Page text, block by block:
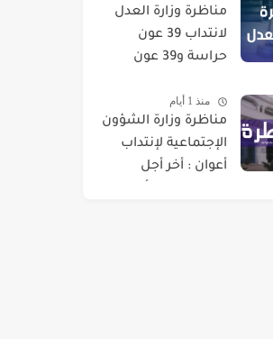
مناظرة وزارة العدل
لانتداب 39 عون
حراسة و39 عون
منذ 1 أيام
مناظرة وزارة الشؤون
الإجتماعية لإنتداب
أعوان : أخر أجل